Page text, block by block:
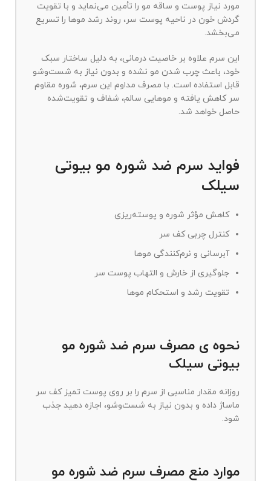
مورد نیاز پوست و ساقه مو را تأمین می‌نماید و با تقویت
گردش خون در ناحیه پوست سر، روند رشد موها را تسریع
می‌بخشد.
این سرم علاوه بر خاصیت درمانی، به دلیل ساختار سبک
خود، باعث چرب شدن مو نشده و بدون نیاز به شست‌وشو
قابل استفاده است. با مصرف مداوم این سرم، شوره مقاوم
سر کاهش یافته و موهایی سالم، شفاف و تقویت‌شده
حاصل خواهد شد.
فواید سرم ضد شوره مو بیوتی
سیلک
کاهش مؤثر شوره و پوسته‌ریزی
کنترل چربی کف سر
آبرسانی و نرم‌کنندگی موها
جلوگیری از خارش و التهاب پوست سر
تقویت رشد و استحکام موها
نحوه ی مصرف سرم ضد شوره مو
بیوتی سیلک
روزانه مقدار مناسبی از سرم را بر روی پوست تمیز کف سر
ماساژ داده و بدون نیاز به شست‌وشو، اجازه دهید جذب
شود.
موارد منع مصرف سرم ضد شوره مو